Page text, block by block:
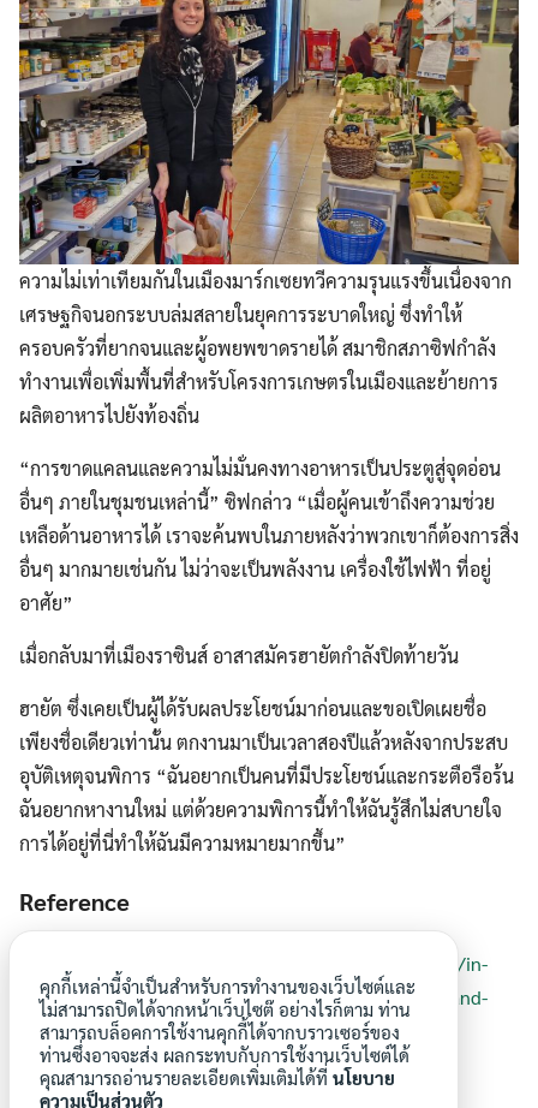
ความไม่เท่าเทียมกันในเมืองมาร์กเซยทวีความรุนแรงขึ้นเนื่องจาก
เศรษฐกิจนอกระบบล่มสลายในยุคการระบาดใหญ่ ซึ่งทำให้
ครอบครัวที่ยากจนและผู้อพยพขาดรายได้ สมาชิกสภาซิฟกำลัง
ทำงานเพื่อเพิ่มพื้นที่สำหรับโครงการเกษตรในเมืองและย้ายการ
ผลิตอาหารไปยังท้องถิ่น
“การขาดแคลนและความไม่มั่นคงทางอาหารเป็นประตูสู่จุดอ่อน
อื่นๆ ภายในชุมชนเหล่านี้” ซิฟกล่าว “เมื่อผู้คนเข้าถึงความช่วย
เหลือด้านอาหารได้ เราจะค้นพบในภายหลังว่าพวกเขาก็ต้องการสิ่ง
อื่นๆ มากมายเช่นกัน ไม่ว่าจะเป็นพลังงาน เครื่องใช้ไฟฟ้า ที่อยู่
อาศัย”
เมื่อกลับมาที่เมืองราซินส์ อาสาสมัครฮายัตกำลังปิดท้ายวัน
ฮายัต ซึ่งเคยเป็นผู้ได้รับผลประโยชน์มาก่อนและขอเปิดเผยชื่อ
เพียงชื่อเดียวเท่านั้น ตกงานมาเป็นเวลาสองปีแล้วหลังจากประสบ
อุบัติเหตุจนพิการ “ฉันอยากเป็นคนที่มีประโยชน์และกระตือรือร้น
ฉันอยากหางานใหม่ แต่ด้วยความพิการนี้ทำให้ฉันรู้สึกไม่สบายใจ
การได้อยู่ที่นี่ทำให้ฉันมีความหมายมากขึ้น”
Reference
https://www.context.news/socioeconomic-inclusion/in-
france-urban-farms-and-social-groceries-offer-food-and-
dignity
คุกกี้เหล่านี้จำเป็นสำหรับการทำงานของเว็บไซต์และ
ไม่สามารถปิดได้จากหน้าเว็บไซต๊ อย่างไรก็ตาม ท่าน
สามารถบล็อคการใช้งานคุกกี้ได้จากบราวเซอร์ของ
ท่านซึ่งอาจจะส่ง ผลกระทบกับการใช้งานเว็บไซต์ได้
คุณสามารถอ่านรายละเอียดเพิ่มเติมได้ที่ นโยบาย
ความเป็นส่วนตัว